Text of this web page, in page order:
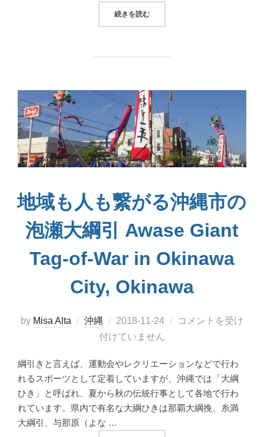
続きを読む“大宜味村ネクマチヂ岳を行く！
地域も人も繋がる沖縄市の
泡瀬大綱引 Awase Giant
Tag-of-War in Okinawa
City, Okinawa
by Misa Alta 沖縄
投
稿
2018-11-24
コメントを受け
付けていません
綱引きと言えば、運動会やレクリエーションなどで行わ
れるスポーツとして定着していますが、沖縄では「大綱
ひき」と呼ばれ、夏から秋の伝統行事として各地で行わ
れています。県内で有名な大綱ひきは那覇大綱挽、糸満
大綱引、与那原（よな …